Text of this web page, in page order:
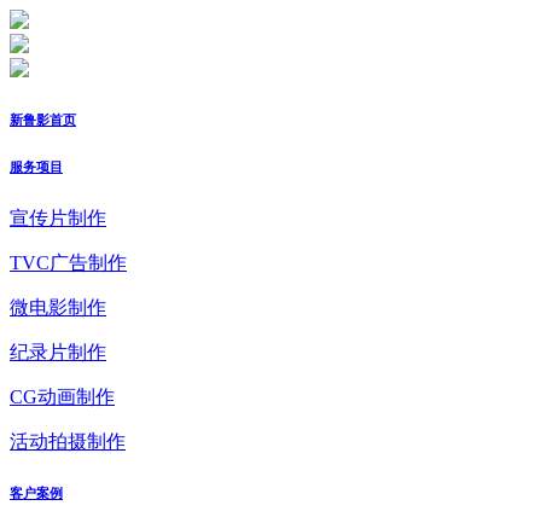
新鲁影首页
服务项目
宣传片制作
TVC广告制作
微电影制作
纪录片制作
CG动画制作
活动拍摄制作
客户案例